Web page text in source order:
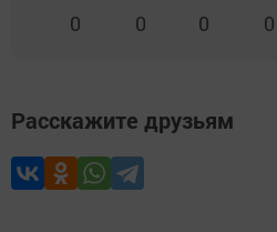
0 0 0 0
Расскажите друзьям